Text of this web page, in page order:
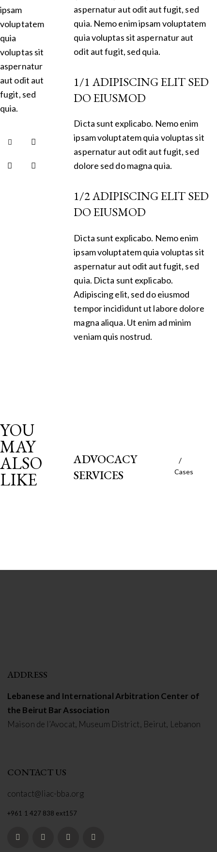
ipsam
voluptatem
quia
voluptas sit
aspernatur
aut odit aut
fugit, sed
quia.
aspernatur aut odit aut fugit, sed
quia. Nemo enim ipsam voluptatem
quia voluptas sit aspernatur aut
odit aut fugit, sed quia.
1/1 ADIPISCING ELIT SED
DO EIUSMOD
Dicta sunt explicabo. Nemo enim
ipsam voluptatem quia voluptas sit
aspernatur aut odit aut fugit, sed
dolore sed do magna quia.
1/2 ADIPISCING ELIT SED
DO EIUSMOD
Dicta sunt explicabo. Nemo enim
ipsam voluptatem quia voluptas sit
aspernatur aut odit aut fugit, sed
quia. Dicta sunt explicabo.
Adipiscing elit, sed do eiusmod
tempor incididunt ut labore dolore
magna aliqua. Ut enim ad minim
veniam quis nostrud.
YOU
MAY
ALSO
LIKE Cases
ADVOCACY
SERVICES
ADDRESS
Lebanese and International Arbitration Center of
the Beirut Bar Association
Maison de l’Avocat, Museum District, Beirut, Lebanon
CONTACT US
contact@liac-bba.org
+961 1 427 838 ext157